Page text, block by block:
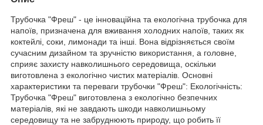
Трубочка "Фреш" - це інноваційна та екологічна трубочка для
напоїв, призначена для вживання холодних напоїв, таких як
коктейлі, соки, лимонади та інші. Вона відрізняється своїм
сучасним дизайном та зручністю використання, а головне,
сприяє захисту навколишнього середовища, оскільки
виготовлена з екологічно чистих матеріалів. Основні
характеристики та переваги трубочки "Фреш": Екологічність:
Трубочка "Фреш" виготовлена з екологічно безпечних
матеріалів, які не завдають шкоди навколишньому
середовищу та не забруднюють природу, що робить її